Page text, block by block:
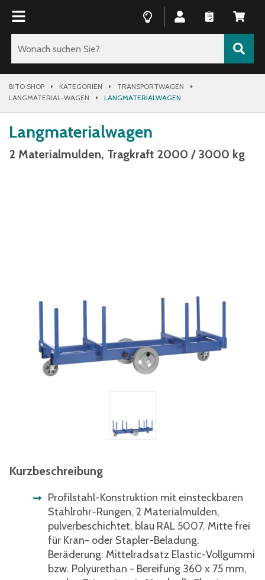
BITO SHOP KATEGORIEN
TRANSPORTWAGEN
LANGMATERIAL-WAGEN
LANGMATERIALWAGEN
Langmaterialwagen
2 Materialmulden, Tragkraft 2000 / 3000 kg
Kurzbeschreibung
Profilstahl-Konstruktion mit einsteckbaren
Stahlrohr-Rungen, 2 Materialmulden,
pulverbeschichtet, blau RAL 5007. Mitte frei
für Kran- oder Stapler-Beladung.
Beräderung: Mittelradsatz Elastic-Vollgummi
bzw. Polyurethan - Bereifung 360 x 75 mm,